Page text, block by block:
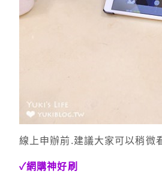
線上申辦前.建議大家可以稍微
✓網購神好刷